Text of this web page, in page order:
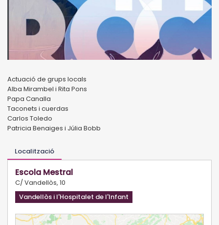
Actuació de grups locals
Alba Mirambel i Rita Pons
Papa Canalla
Taconets i cuerdas
Carlos Toledo
Patricia Benaiges i Júlia Bobb
Localització
Escola Mestral
C/ Vandellòs, 10
Vandellòs i l'Hospitalet de l'Infant